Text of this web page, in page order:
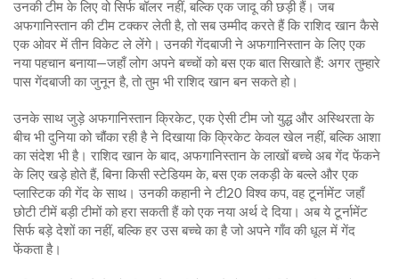
उनकी टीम के लिए वो सिर्फ बॉलर नहीं, बल्कि एक जादू की छड़ी हैं। जब
अफगानिस्तान की टीम टक्कर लेती है, तो सब उम्मीद करते हैं कि राशिद खान कैसे
एक ओवर में तीन विकेट ले लेंगे। उनकी गेंदबाजी ने अफगानिस्तान के लिए एक
नया पहचान बनाया—जहाँ लोग अपने बच्चों को बस एक बात सिखाते हैं: अगर तुम्हारे
पास गेंदबाजी का जुनून है, तो तुम भी राशिद खान बन सकते हो।
उनके साथ जुड़े अफगानिस्तान क्रिकेट, एक ऐसी टीम जो युद्ध और अस्थिरता के
बीच भी दुनिया को चौंका रही हैने दिखाया कि क्रिकेट केवल खेल नहीं, बल्कि आशा
का संदेश भी है। राशिद खान के बाद, अफगानिस्तान के लाखों बच्चे अब गेंद फेंकने
के लिए खड़े होते हैं, बिना किसी स्टेडियम के, बस एक लकड़ी के बल्ले और एक
प्लास्टिक की गेंद के साथ। उनकी कहानी ने टी20 विश्व कप, वह टूर्नामेंट जहाँ
छोटी टीमें बड़ी टीमों को हरा सकती हैंको एक नया अर्थ दे दिया। अब ये टूर्नामेंट
सिर्फ बड़े देशों का नहीं, बल्कि हर उस बच्चे का है जो अपने गाँव की धूल में गेंद
फेंकता है।